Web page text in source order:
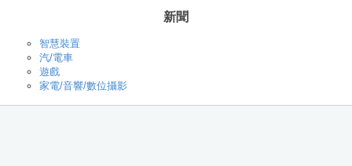
新聞
智慧裝置
汽/電車
遊戲
家電/音響/數位攝影